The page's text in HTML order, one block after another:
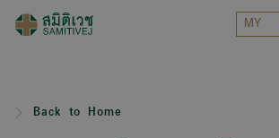
MY
Back to Home